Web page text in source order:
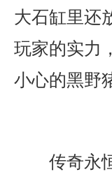
大石缸里还
玩家的实力
小心的黑野
传奇永